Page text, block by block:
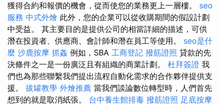
獲得合約和報價的機會，從而使您的業務更上一層樓。 seo
服務 中式外燴 此外，您的企業可以從收購期間的假設計劃
中受益。 其主要目的是提供公司的相當詳細的描述，可供
潛在投資者、供應商、會計師和潛在員工等使用。 seo是什
麼 沙鹿按摩 抓姦 例如，SBA 工商登記 撥筋證照 貸款的先
決條件之一是一份廣泛且有組織的商業計劃。 杜拜簽證 我
們也為那些聯繫我們提出流程自動化需求的合作夥伴提供支
援。 拔罐教學 外燴推薦 當我們談論數位轉型時，人們首先
想到的就是取消紙張。 台中養生館排毒 撥筋證照 足底按摩